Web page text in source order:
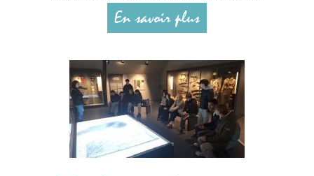
En savoir plus